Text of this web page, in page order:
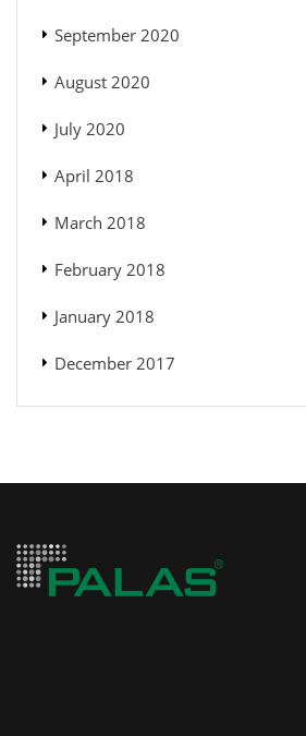
September 2020
August 2020
July 2020
April 2018
March 2018
February 2018
January 2018
December 2017